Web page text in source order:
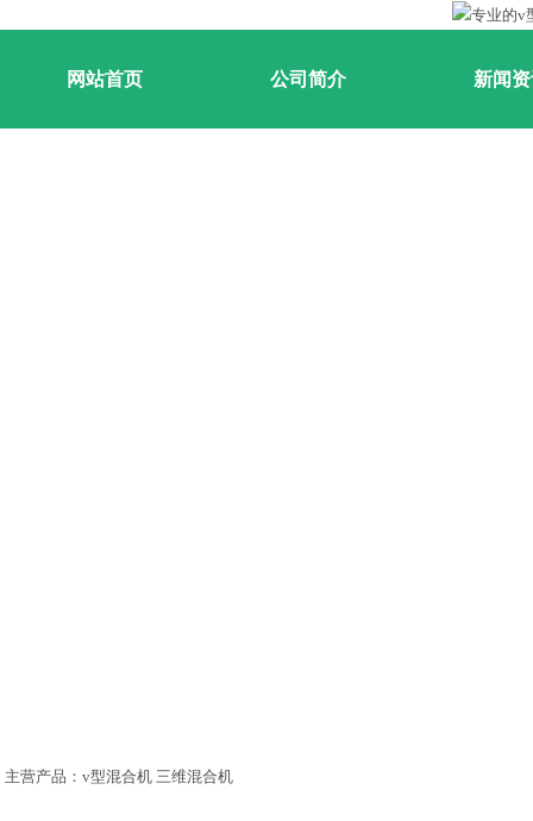
网站首页 公司简介 新闻
主营产品：v型混合机 三维混合机